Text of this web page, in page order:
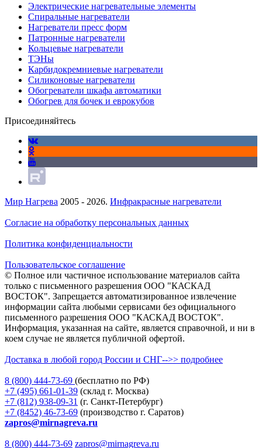
Электрические нагревательные элементы
Спиральные нагреватели
Нагреватели пресс форм
Патронные нагреватели
Кольцевые нагреватели
ТЭНы
Карбидокремниевые нагреватели
Силиконовые нагреватели
Обогреватели шкафа автоматики
Обогрев для бочек и еврокубов
Присоединяйтесь
Мир Нагрева 2005 - 2026. Инфракрасные нагреватели
Согласие на обработку персональных данных
Политика конфиденциальности
Пользовательское соглашение
© Полное или частичное использование материалов сайта
только с письменного разрешения ООО "КАСКАД
ВОСТОК". Запрещается автоматизированное извлечение
информации сайта любыми сервисами без официального
письменного разрешения ООО "КАСКАД ВОСТОК".
Информация, указанная на сайте, является справочной, и ни в
коем случае не является публичной офертой.
Доставка в любой город России и СНГ-->> подробнее
8 (800) 444-73-69 (бесплатно по РФ)
+7 (495) 661-01-39 (склад г. Москва)
+7 (812) 938-09-31 (г. Санкт-Петербург)
+7 (8452) 46-73-69 (производство г. Саратов)
zapros@mirnagreva.ru
8 (800) 444-73-69 zapros@mirnagreva.ru